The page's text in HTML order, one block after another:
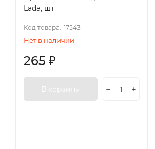
Lada, шт
Код товара: 17543
Нет в наличии
265 ₽
В корзину